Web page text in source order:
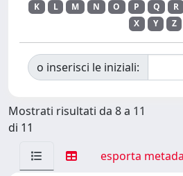
K
L M N O P Q R
X
Y Z
o inserisci le iniziali:
Mostrati risultati da 8 a 11
di 11
esporta